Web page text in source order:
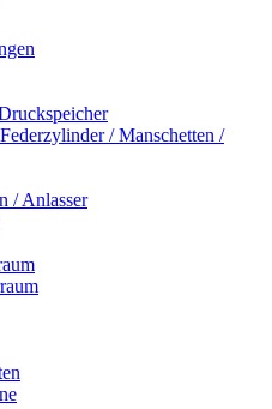
/ Manschetten /
/ Anlasser